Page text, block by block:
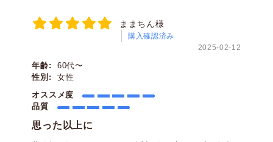
ままちん様
購入確認済み
2025-02-12
年齢:
60代〜
性別:
女性
オススメ度
品質
思った以上に